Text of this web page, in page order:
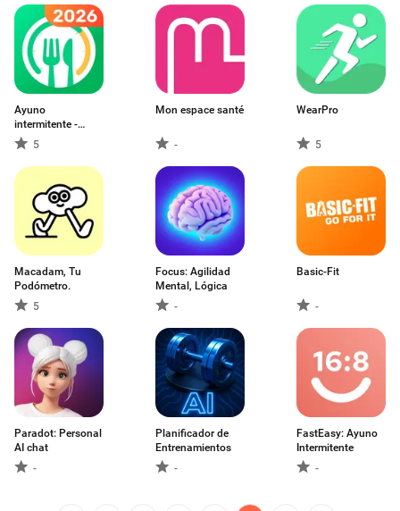
Ayuno
intermitente -
GoFasting
5
Mon espace santé
-
WearPro
5
Macadam, Tu
Podómetro.
5
Focus: Agilidad
Mental, Lógica
-
Basic-Fit
-
Paradot: Personal
AI chat
-
Planificador de
Entrenamientos
-
FastEasy: Ayuno
Intermitente
-